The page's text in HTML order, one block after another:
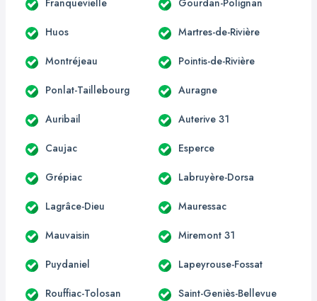
Huos Martres-de-Rivière
Montréjeau Pointis-de-Rivière
Ponlat-Taillebourg Auragne
Auribail Auterive 31
Caujac Esperce
Grépiac Labruyère-Dorsa
Lagrâce-Dieu Mauressac
Mauvaisin Miremont 31
Puydaniel Lapeyrouse-Fossat
Rouffiac-Tolosan Saint-Geniès-Bellevue